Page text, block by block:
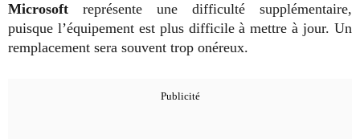
Microsoft représente une difficulté supplémentaire,
puisque l’équipement est plus difficile à mettre à jour. Un
remplacement sera souvent trop onéreux.